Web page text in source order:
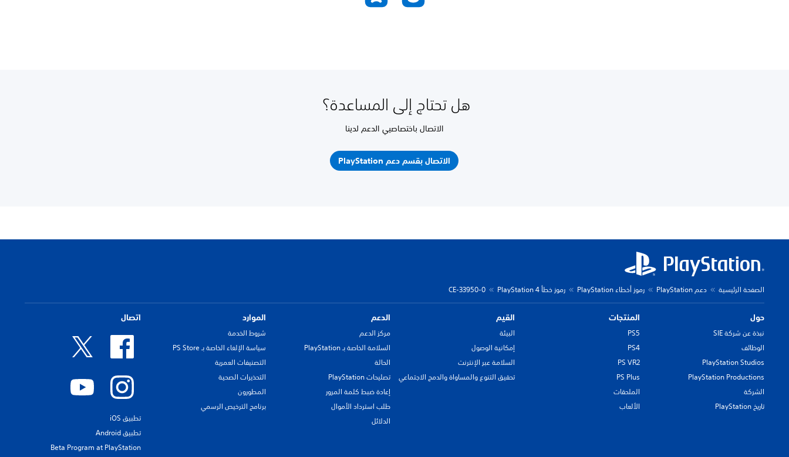
هل تحتاج إلى المساعدة؟
الاتصال باختصاصيي الدعم لدينا
الاتصال بقسم دعم PlayStation
الصفحة الرئيسية دعم PlayStation رموز أخطاء PlayStation رموز خطأ PlayStation 4 CE-33950-0
حول
نبذة عن شركة SIE
الوظائف
PlayStation Studios
PlayStation Productions
الشركة
تاريخ PlayStation
المنتجات
PS5
PS4
PS VR2
PS Plus
الملحقات
الألعاب
القيم
البيئة
إمكانية الوصول
السلامة عبر الإنترنت
تحقيق التنوع والمساواة والدمج الاجتماعي
الدعم
مركز الدعم
السلامة الخاصة بـ PlayStation
الحالة
تصليحات PlayStation
إعادة ضبط كلمة المرور
طلب استرداد الأموال
الدلائل
الموارد
شروط الخدمة
سياسة الإلغاء الخاصة بـ PS Store
التصنيفات العمرية
التحذيرات الصحية
المطورون
برنامج الترخيص الرسمي
اتصال
تطبيق iOS
تطبيق Android
Beta Program at PlayStation